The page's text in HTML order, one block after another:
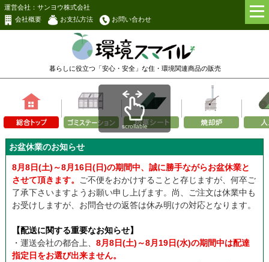
運営会社：サンヨウ株式会社
会社概要
お支払方法 お問い合わせ
暮らしに役立つ「安心・安全」な住・環境関連商品の販売
scrollable
お盆休業のお知らせ
8月8日(土)～8月16日(日)の期間中、誠に勝手ながらお盆休業と
させて頂きます。
ご不便をおかけすることと存じますが、何卒ご
了承下さいますようお願い申し上げます。尚、ご注文は休業中も
お受けしますが、お問合せの返答は休み明けの対応となります。
【配送に関する重要なお知らせ】
・運送会社の都合上、 8月8日(土)～8月19日(水)の期間中は配達
指定日をお選び出来ません。